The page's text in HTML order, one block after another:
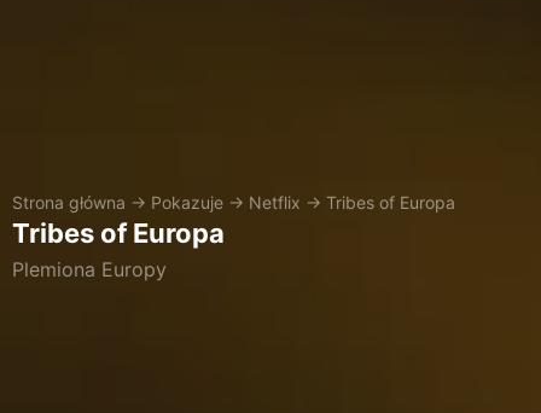
Strona główna → Pokazuje → Netflix → Tribes of Europa
Tribes of Europa
Plemiona Europy